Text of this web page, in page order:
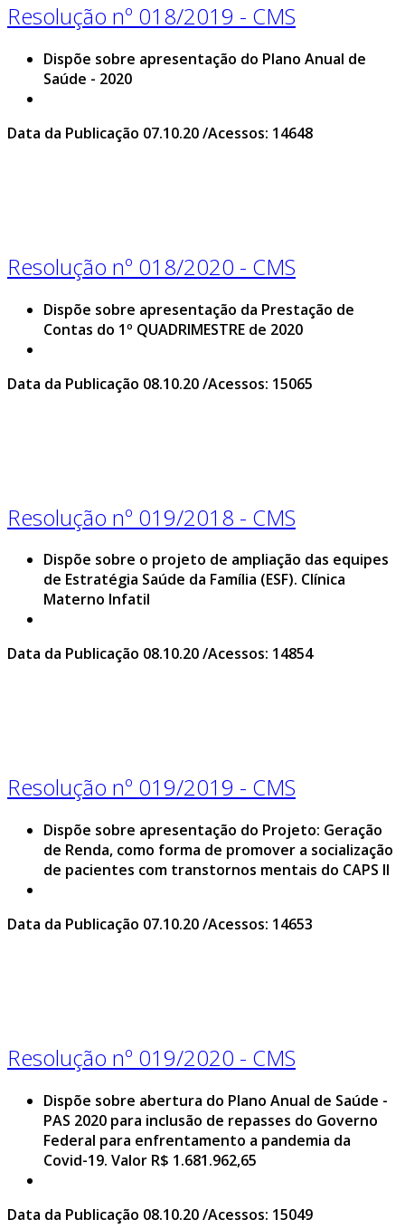
Resolução nº 018/2019 - CMS
Dispõe sobre apresentação do Plano Anual de
Saúde - 2020
Data da Publicação 07.10.20 /Acessos: 14648
Resolução nº 018/2020 - CMS
Dispõe sobre apresentação da Prestação de
Contas do 1º QUADRIMESTRE de 2020
Data da Publicação 08.10.20 /Acessos: 15065
Resolução nº 019/2018 - CMS
Dispõe sobre o projeto de ampliação das equipes
de Estratégia Saúde da Família (ESF). Clínica
Materno Infatil
Data da Publicação 08.10.20 /Acessos: 14854
Resolução nº 019/2019 - CMS
Dispõe sobre apresentação do Projeto: Geração
de Renda, como forma de promover a socialização
de pacientes com transtornos mentais do CAPS II
Data da Publicação 07.10.20 /Acessos: 14653
Resolução nº 019/2020 - CMS
Dispõe sobre abertura do Plano Anual de Saúde -
PAS 2020 para inclusão de repasses do Governo
Federal para enfrentamento a pandemia da
Covid-19. Valor R$ 1.681.962,65
Data da Publicação 08.10.20 /Acessos: 15049